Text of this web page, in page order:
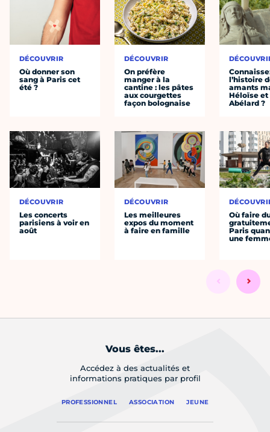
DÉCOUVRIR
Où donner son
sang à Paris cet
été ?
DÉCOUVRIR
Les concerts
parisiens à voir en
août
DÉCOUVRIR
On préfère
manger à la
cantine : les pâtes
aux courgettes
façon bolognaise
DÉCOUVRIR
Les meilleures
expos du moment
à faire en famille
l’histoire
amants
Héloïse et
Abélard ?
Où faire
Paris
une
Vous êtes...
Accédez à des actualités et
informations pratiques par profil
PROFESSIONNEL ASSOCIATION JEUNE